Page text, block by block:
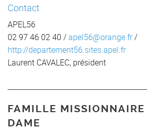
Contact
APEL56
02 97 46 02 40 /apel56@orange.fr/
http://departement56.sites.apel.fr
Laurent CAVALEC, président
FAMILLE
DAME